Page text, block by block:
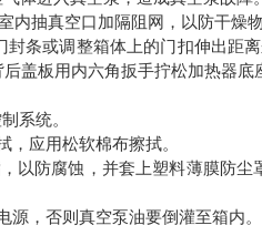
抽真空口加隔阻网，以防干燥
条或调整箱体上的门扣伸出距
盖板用内六角扳手拧松加热器
系统。
应用松软棉布擦拭。
以防腐蚀，并套上塑料薄膜防
，否则真空泵油要倒灌至箱内。